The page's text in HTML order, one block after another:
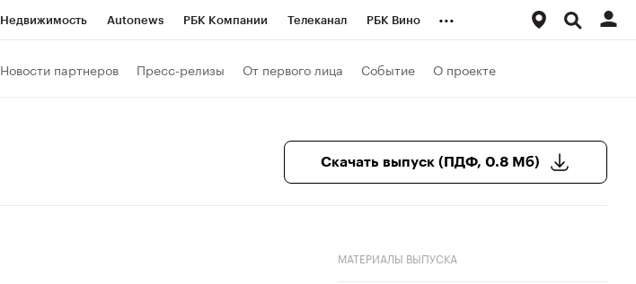
Недвижимость Autonews РБК Компании Телеканал РБК Вино
Бизнес
...
Новости партнеров Пресс-релизы От первого лица Событие О проекте
Скачать выпуск (ПДФ, 0.8 Мб)
МАТЕРИАЛЫ ВЫПУСКА